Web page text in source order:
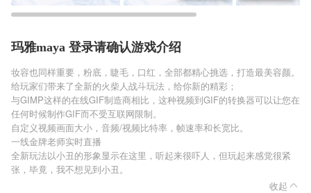
玛雅maya 登录请确认游戏介绍
妆容也同样重要，粉底，睫毛，口红，全部都精心挑选，打造最美容颜。
给玩家们带来了全新的火柴人战斗玩法，给你新的精彩；
与GIMP这样的在线GIF制造商相比，这种视频到GIF的转换器可以让您在
任何时候制作GIF而不受互联网限制。
自定义视频画面大小，音频/视频比特率，帧速率和长宽比。
一线金牌老师实时直播
全新玩法以小丑的形象显示在这里，听起来很吓人，但玩起来感觉很紧
张，毕竟，我不想见到小丑。
收起